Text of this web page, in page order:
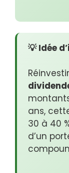
💡 Idée
ans,
30 à 40
d’un